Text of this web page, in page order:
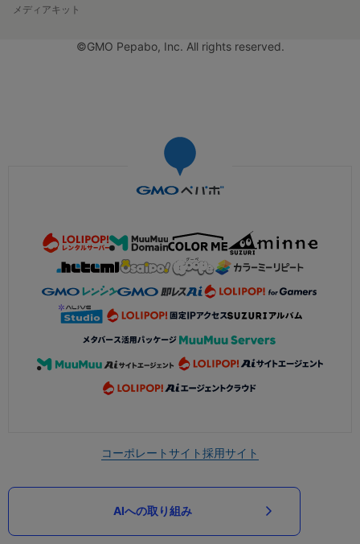
メディアキット
©GMO Pepabo, Inc. All rights reserved.
コーポレートサイト採用サイト
AIへの取り組み